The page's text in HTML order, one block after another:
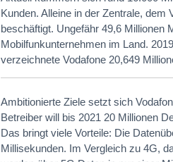
Kunden. Alleine in der Zentrale,
beschäftigt. Ungefähr 49,6 Millionen
Mobilfunkunternehmen im Land.
verzeichnete Vodafone 20,649
Ambitionierte Ziele setzt sich
Betreiber will bis 2021 20 Millionen
Das bringt viele Vorteile: Die
Millisekunden. Im Vergleich zu 4G,